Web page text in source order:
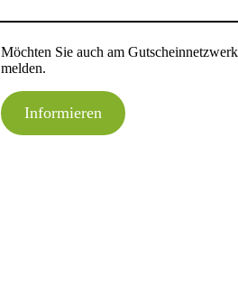
Möchten Sie auch am
melden.
Informieren